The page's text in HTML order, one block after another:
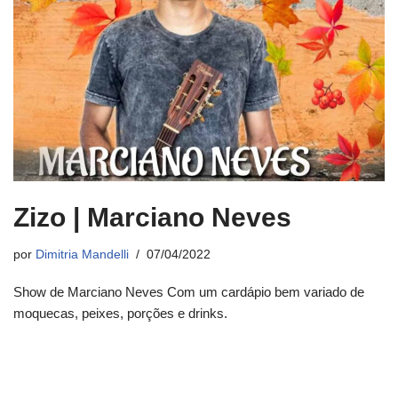
Zizo | Marciano Neves
por Dimitria Mandelli 07/04/2022
Show de Marciano Neves Com um cardápio bem variado de
moquecas, peixes, porções e drinks.